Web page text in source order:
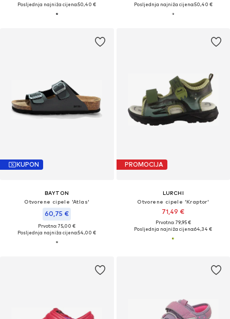
Posljednja najniža cijena:50,40 €
Posljednja najniža cijena:50,40 €
KUPON
BAYTON
Otvorene cipele 'Atlas'
60,75 €
Prvotno: 75,00 €
Posljednja najniža cijena:54,00 €
PROMOCIJA
LURCHI
Otvorene cipele 'Kraptor'
71,49 €
Prvotno: 79,95 €
Posljednja najniža cijena:64,34 €